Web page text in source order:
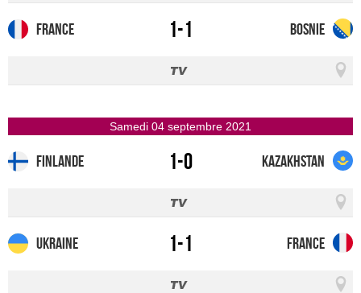
France 1-1 Bosnie
samedi 04 septembre 2021
Finlande 1-0 Kazakhstan
Ukraine 1-1 France